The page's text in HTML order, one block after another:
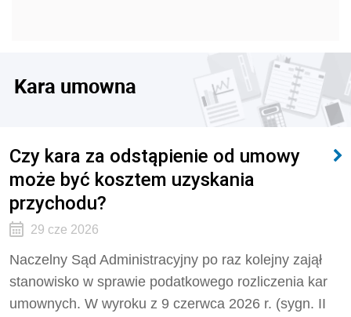
Kara umowna
Czy kara za odstąpienie od umowy
może być kosztem uzyskania
przychodu?
29 cze 2026
Naczelny Sąd Administracyjny po raz kolejny zajął
stanowisko w sprawie podatkowego rozliczenia kar
umownych. W wyroku z 9 czerwca 2026 r. (sygn. II